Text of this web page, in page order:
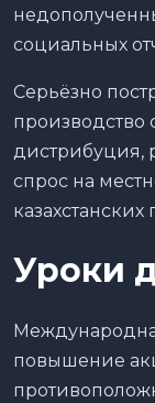
социальных
Серьёзно
производство
дистрибуция,
спрос на
Уроки
повышение